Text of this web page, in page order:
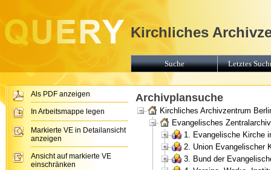
Archivplansuche
Kirchliches Archivzentrum
Evangelisches
1. Evangelische Kirche
2. Union Evangelischer
3. Bund der
Kirchliches
Suche Letztes
Als PDF anzeigen
In Arbeitsmappe legen
Markierte VE in Detailansicht
anzeigen
Ansicht auf markierte VE
einschränken